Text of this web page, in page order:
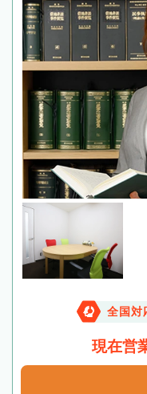
全国対
現在営